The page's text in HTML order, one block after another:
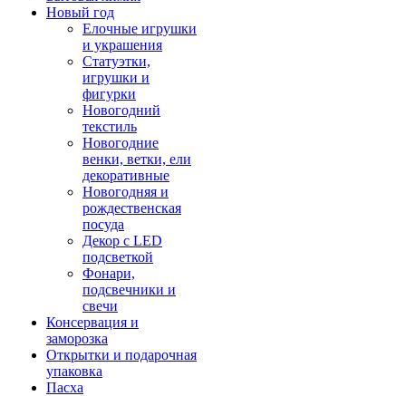
Новый год
Елочные игрушки
и украшения
Статуэтки,
игрушки и
фигурки
Новогодний
текстиль
Новогодние
венки, ветки, ели
декоративные
Новогодняя и
рождественская
посуда
Декор с LED
подсветкой
Фонари,
подсвечники и
свечи
Консервация и
заморозка
Открытки и подарочная
упаковка
Пасха